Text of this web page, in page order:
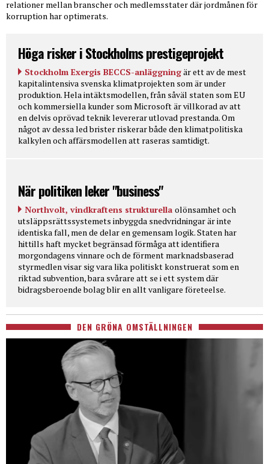
relationer mellan branscher och medlemsstater där jordmånen för
korruption har optimerats.
Höga risker i Stockholms prestigeprojekt
Stockholm Exergis BECCS-anläggningär ett av de mest
kapitalintensiva svenska klimatprojekten som är under
produktion. Hela intäktsmodellen, från såväl staten som EU
och kommersiella kunder som Microsoft är villkorad av att
en delvis oprövad teknik levererar utlovad prestanda. Om
något av dessa led brister riskerar både den klimatpolitiska
kalkylen och affärsmodellen att raseras samtidigt.
När politiken leker "business"
Northvolt, vindkraftens strukturella olönsamhet och
utsläppsrättssystemets inbyggda snedvridningar är inte
identiska fall, men de delar en gemensam logik. Staten har
hittills haft mycket begränsad förmåga att identifiera
morgondagens vinnare och de förment marknadsbaserad
styrmedlen visar sig vara lika politiskt konstruerat som en
riktad subvention, bara svårare att se i ett system där
bidragsberoende bolag blir en allt vanligare företeelse.
DEN GRÖNA OMSTÄLLNINGEN